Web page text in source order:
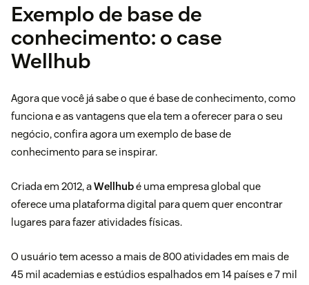
Exemplo de base de
conhecimento: o case
Wellhub
Agora que você já sabe o que é base de conhecimento, como
funciona e as vantagens que ela tem a oferecer para o seu
negócio, confira agora um exemplo de base de
conhecimento para se inspirar.
Criada em 2012, aWellhubé uma empresa global que
oferece uma plataforma digital para quem quer encontrar
lugares para fazer atividades físicas.
O usuário tem acesso a mais de 800 atividades em mais de
45 mil academias e estúdios espalhados em 14 países e 7 mil